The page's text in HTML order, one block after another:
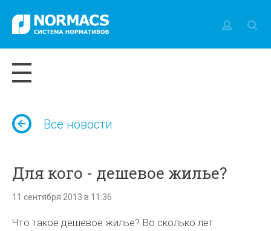
Все новости
Для кого - дешевое жилье?
11 сентября 2013 в 11:36
Что такое дешевое жилье? Во сколько лет